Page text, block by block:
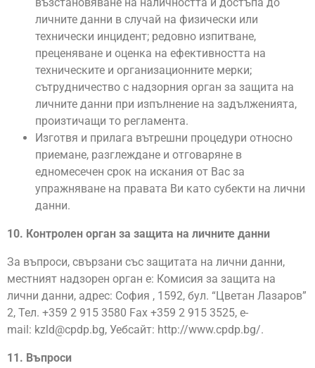
личните данни в случай на физически или
технически инцидент; редовно изпитване,
преценяване и оценка на ефективността на
техническите и организационните мерки;
сътрудничество с надзорния орган за защита на
личните данни при изпълнение на задълженията,
произтичащи то регламента.
Изготвя и прилага вътрешни процедури относно
приемане, разглеждане и отговаряне в
едномесечен срок на искания от Вас за
упражняване на правата Ви като субекти на лични
данни.
10. Контролен орган за защита на личните данни
За въпроси, свързани със защитата на лични данни,
местният надзорен орган е: Комисия за защита на
лични данни, адрес: София , 1592, бул. “Цветан Лазаров”
2, Тел. +359 2 915 3580 Fax +359 2 915 3525, e-
mail: kzld@cpdp.bg, Уебсайт: http://www.cpdp.bg/.
11. Въпроси